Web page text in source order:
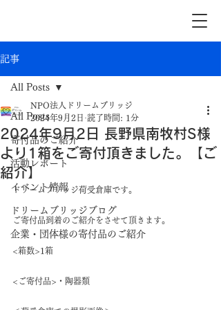
記事
All Posts
寄付品のご紹介
活動レポート
イベント情報
ドリームブリッジブログ
企業・団体様の寄付品のご紹介
All Posts
2024年9月2日 長野県南牧村S様
より1箱をご寄付頂きました。【ご
紹介】
NPO法人ドリームブリッジ
2024年9月2日 読了時間: 1分
ドリームブリッジ荷受倉庫です。
ご寄付品到着のご紹介をさせて頂きます。
<箱数>1箱
<ご寄付品>・陶器類